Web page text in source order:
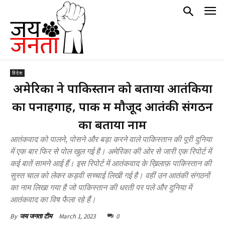
विदेश
अमेरिका ने पाकिस्तान को बताया आतंकियों
का पनाहगाह, पाक में मौजूद आतंकी संगठन
का बताया नाम
आतंकवाद को पालने, पोसने और बड़ा करने वाले पाकिस्तान की पूरी दुनिया
में एक बार फिर से पोल खुल गई है। अमेरिका की ओर से जारी एक रिपोर्ट में
कई बातें सामने आई हैं। इस रिपोर्ट में आतंकवाद के ख़िलाफ़ पाकिस्तान की
सुस्त चाल को लेकर कड़वी सच्चाई लिखी गई है। वहीं उन आतंकी संगठनों
का नाम लिखा गया है जो पाकिस्तान की धरती पर पले और दुनिया में
आतंकवाद का विष फैला रहे हैं।
By जय जनता टीम March 1, 2023 0